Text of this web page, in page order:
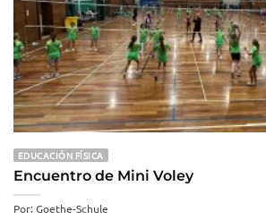
EDUCACIÓN FÍSICA
Encuentro de Mini Voley
Por: Goethe-Schule